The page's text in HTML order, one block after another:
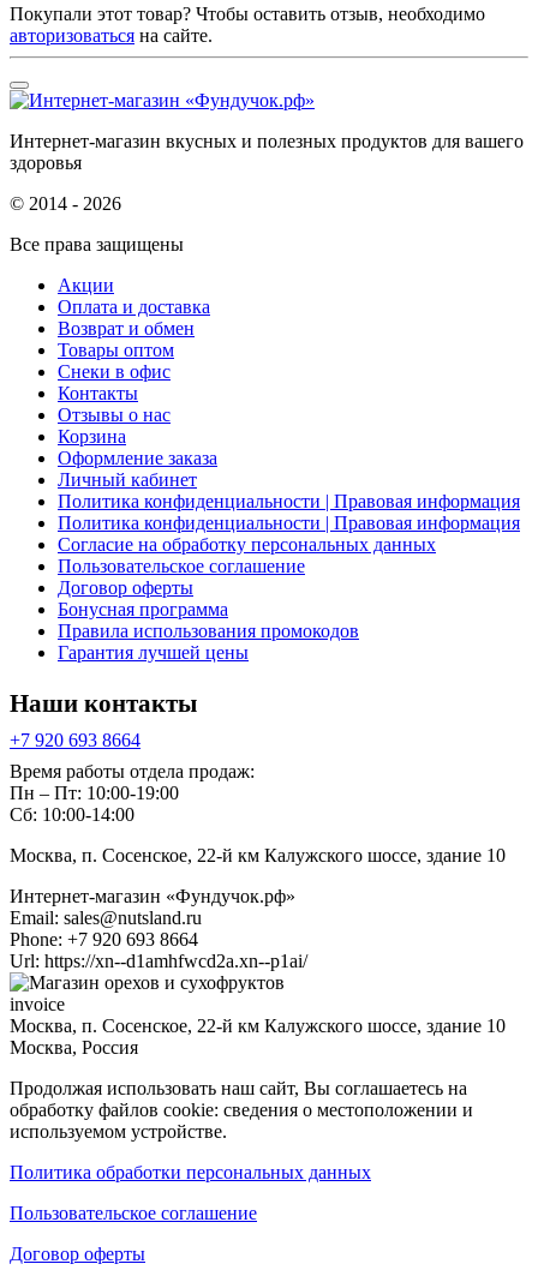
Покупали этот товар? Чтобы оставить отзыв, необходимо
авторизоваться на сайте.
Интернет-магазин вкусных и полезных продуктов для вашего
здоровья
© 2014 - 2026
Все права защищены
Акции
Оплата и доставка
Возврат и обмен
Товары оптом
Снеки в офис
Контакты
Отзывы о нас
Корзина
Оформление заказа
Личный кабинет
Политика конфиденциальности | Правовая информация
Политика конфиденциальности | Правовая информация
Согласие на обработку персональных данных
Пользовательское соглашение
Договор оферты
Бонусная программа
Правила использования промокодов
Гарантия лучшей цены
Наши контакты
+7 920 693 8664
Время работы отдела продаж:
Пн – Пт: 10:00-19:00
Сб: 10:00-14:00
Москва, п. Сосенское, 22-й км Калужского шоссе, здание 10
Интернет-магазин «Фундучок.рф»
Email: sales@nutsland.ru
Phone: +7 920 693 8664
Url: https://xn--d1amhfwcd2a.xn--p1ai/
invoice
Москва, п. Сосенское, 22-й км Калужского шоссе, здание 10
Москва, Россия
Продолжая использовать наш сайт, Вы соглашаетесь на
обработку файлов cookie: сведения о местоположении и
используемом устройстве.
Политика обработки персональных данных
Пользовательское соглашение
Договор оферты